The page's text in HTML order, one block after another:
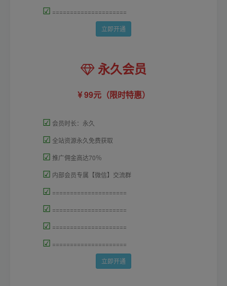
☑ =====================
立即开通
永久会员
99元（限时特惠）
☑ 会员时长：永久
☑ 全站资源永久免费获取
☑ 推广佣金高达70％
☑ 内部会员专属【微信】交流群
☑ =====================
☑ =====================
☑ =====================
☑ =====================
立即开通